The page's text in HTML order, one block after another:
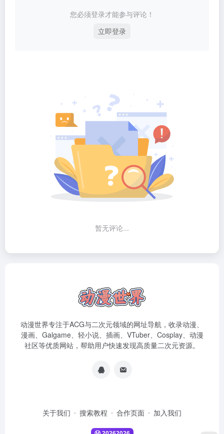
您必须登录才能参与评论！
立即登录
暂无评论...
动漫世界专注于ACG与二次元领域的网址导航，收录动漫、
漫画、Galgame、轻小说、插画、VTuber、Cosplay、动漫
社区等优质网站，帮助用户快速发现高质量二次元资源。
关于我们 搜索教程 合作页面 加入我们